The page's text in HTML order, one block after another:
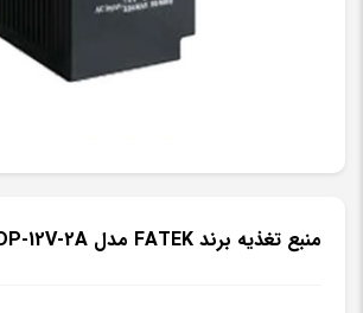
منبع تغذیه برند FATEK مدل ADP-12V-2A